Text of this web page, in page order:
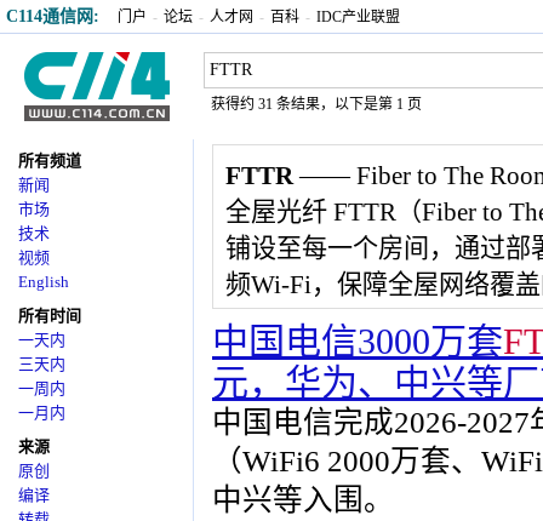
C114通信网: 门户 - 论坛 - 人才网 - 百科 - IDC产业联盟
获得约 31 条结果，以下是第 1 页
所有频道
新闻
市场
技术
视频
English
所有时间
一天内
三天内
一周内
一月内
来源
原创
编译
FTTR—— Fiber to The
全屋光纤 FTTR（Fiber to
铺设至每一个房间，通过
频Wi-Fi，保障全屋网络覆
中国电信3000万套
元，华为、中兴等
中国电信完成2026-2027
（WiFi6 2000万套、
中兴等入围。